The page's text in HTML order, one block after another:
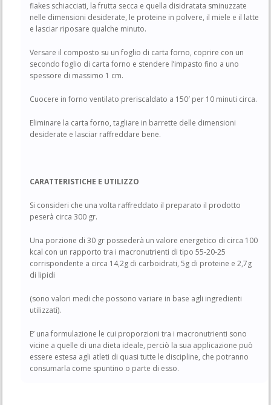
flakes schiacciati, la frutta secca e quella disidratata sminuzzate
nelle dimensioni desiderate, le proteine in polvere, il miele e il latte
e lasciar riposare qualche minuto.
Versare il composto su un foglio di carta forno, coprire con un
secondo foglio di carta forno e stendere l’impasto fino a uno
spessore di massimo 1 cm.
Cuocere in forno ventilato preriscaldato a 150′ per 10 minuti circa.
Eliminare la carta forno, tagliare in barrette delle dimensioni
desiderate e lasciar raffreddare bene.
CARATTERISTICHE E UTILIZZO
Si consideri che una volta raffreddato il preparato il prodotto
peserà circa 300 gr.
Una porzione di 30 gr possederà un valore energetico di circa 100
kcal con un rapporto tra i macronutrienti di tipo 55-20-25
corrispondente a circa 14,2g di carboidrati, 5g di proteine e 2,7g
di lipidi
(sono valori medi che possono variare in base agli ingredienti
utilizzati).
E’ una formulazione le cui proporzioni tra i macronutrienti sono
vicine a quelle di una dieta ideale, perciò la sua applicazione può
essere estesa agli atleti di quasi tutte le discipline, che potranno
consumarla come spuntino o parte di esso.